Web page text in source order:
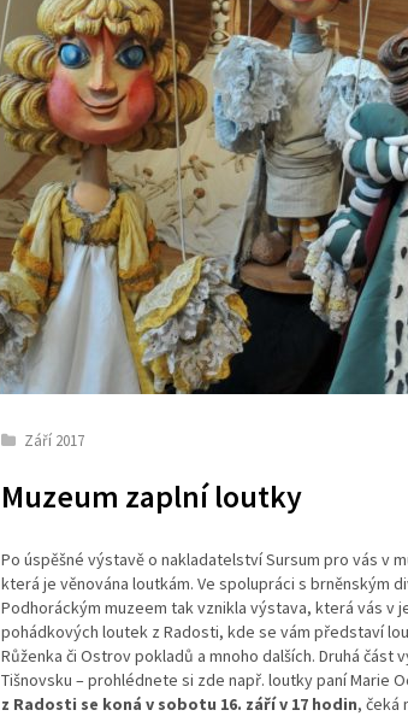
Září 2017
Muzeum zaplní loutky
Po úspěšné výstavě o nakladatelství Sursum pro vás v
která je věnována loutkám. Ve spolupráci s brněnským
Podhoráckým muzeem tak vznikla výstava, která vás v
pohádkových loutek z Radosti, kde se vám představí
Růženka či Ostrov pokladů a mnoho dalších. Druhá
Tišnovsku – prohlédnete si zde např. loutky paní Marie
z Radosti se koná v sobotu 16. zářív 17 hodin, čeká